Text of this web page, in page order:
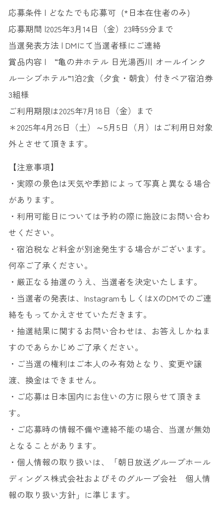
応募条件 | どなたでも応募可 (*日本在住者のみ)
応募期間 |2025年3月14日（金）23時59分まで
当選発表方法 | DMにて当選者様にご連絡
賞品内容 | “亀の井ホテル 日光湯西川 オールインク
ルーシブホテル”1泊2食（夕食・朝食）付きペア宿泊券
3組様
ご利用期限は2025年7月18日（金）まで
＊2025年4月26日（土）～5月5日（月）はご利用日対象
外とさせて頂きます。
【注意事項】
・実際の景色は天気や季節によって写真と異なる場合
があります。
・利用可能日については予約の際に施設にお問い合わ
せください。
・宿泊税など料金が別途発生する場合がございます。
何卒ご了承ください。
・厳正なる抽選のうえ、当選者を決定いたします。
・当選者の発表は、InstagramもしくはXのDMでのご連
絡をもってかえさせていただきます。
・抽選結果に関するお問い合わせは、お答えしかねま
すのであらかじめご了承ください。
・ご当選の権利はご本人のみ有効となり、変更や譲
渡、換金はできません。
・ご応募は日本国内にお住いの方に限らせて頂きま
す。
・ご応募時の情報不備や連絡不能の場合、当選が無効
となることがあります。
・個人情報の取り扱いは、「朝日放送グループホール
ディングス株式会社およびそのグループ会社 個人情
報の取り扱い方針」に準じます。